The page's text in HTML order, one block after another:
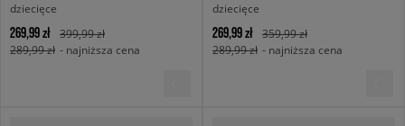
dziecięce
269,99 zł
399,99 zł
289,99 zł - najniższa cena
dziecięce
269,99 zł
359,99 zł
289,99 zł - najniższa cena